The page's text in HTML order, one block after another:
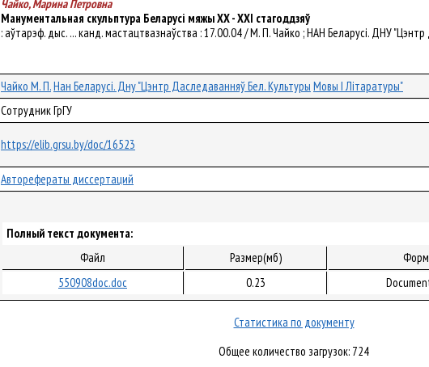
Чайко, Марина Петровна
Манументальная скульптура Беларусі мяжы XX - XXI стагоддзяў
: аўтарэф. дыс. ... канд. мастацтвазнаўства : 17.00.04 / М. П. Чайко ; НАН Беларусі. ДНУ
Чайко М. П.Нан Беларусі. Дну "Цэнтр Даследаванняў Бел. Культуры Мовы І Літаратуры"
Сотрудник ГрГУ
https://elib.grsu.by/doc/16523
Авторефераты диссертаций
Полный текст документа:
Файл
Размер(мб)
550908doc.doc
0.23
Статистика по документу
Общее количество загрузок: 724